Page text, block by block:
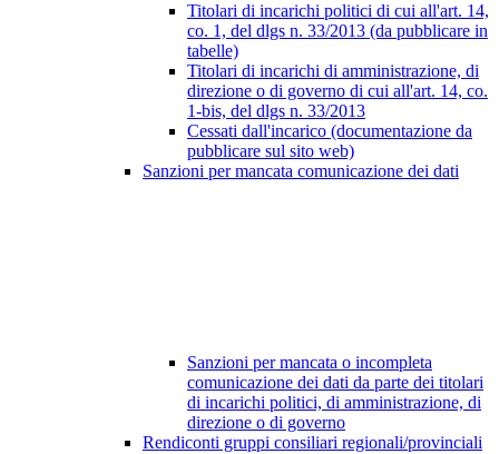
Titolari di incarichi politici di cui all'art. 14,
co. 1, del dlgs n. 33/2013 (da pubblicare in
tabelle)
Titolari di incarichi di amministrazione, di
direzione o di governo di cui all'art. 14, co.
1-bis, del dlgs n. 33/2013
Cessati dall'incarico (documentazione da
pubblicare sul sito web)
Sanzioni per mancata comunicazione dei dati
Sanzioni per mancata o incompleta
comunicazione dei dati da parte dei titolari
di incarichi politici, di amministrazione, di
direzione o di governo
Rendiconti gruppi consiliari regionali/provinciali